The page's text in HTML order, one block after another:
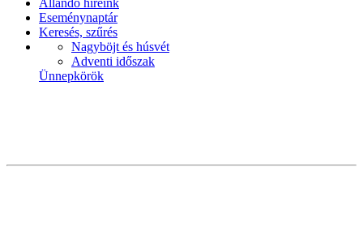
Állandó híreink
Eseménynaptár
Keresés, szűrés
Nagyböjt és húsvét
Adventi időszak
Ünnepkörök